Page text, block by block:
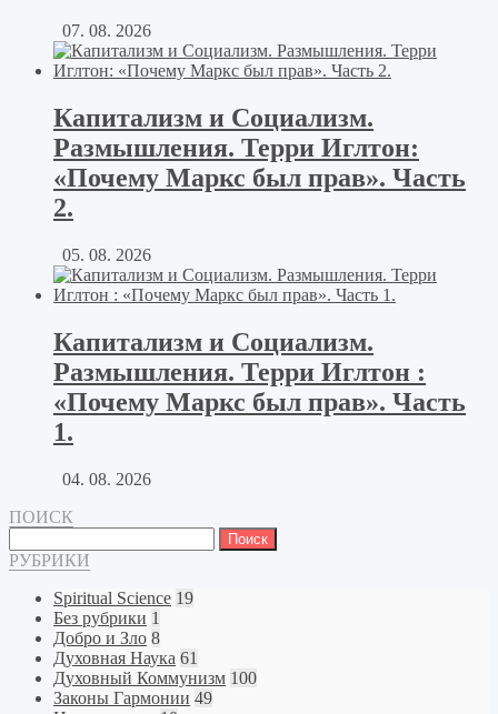
07. 08. 2026
Капитализм и Социализм.
Размышления. Терри Иглтон:
«Почему Маркс был прав». Часть
2.
05. 08. 2026
Капитализм и Социализм.
Размышления. Терри Иглтон :
«Почему Маркс был прав». Часть
1.
04. 08. 2026
ПОИСК
РУБРИКИ
Spiritual Science 19
Без рубрики 1
Добро и Зло 8
Духовная Наука 61
Духовный Коммунизм 100
Законы Гармонии 49